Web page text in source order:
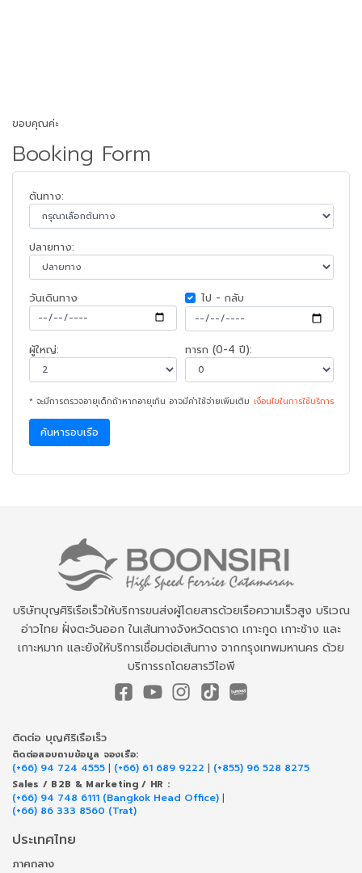
ขอบคุณค่ะ
Booking Form
ต้นทาง:
ปลายทาง:
วันเดินทาง ไป - กลับ
ผู้ใหญ่: ทารก (0-4 ปี):
* จะมีการตรวจอายุเด็กถ้าหากอายุเกิน อาจมีค่าใช้จ่ายเพิ่มเติม เงื่อนไขในการใช้บริการ
ค้นหารอบเรือ
บริษัทบุญศิริเรือเร็วให้บริการขนส่งผู้โดยสารด้วยเรือความเร็วสูง บริเวณ
อ่าวไทย ฝั่งตะวันออก ในเส้นทางจังหวัดตราด เกาะกูด เกาะช้าง และ
เกาะหมาก และยังให้บริการเชื่อมต่อเส้นทาง จากกรุงเทพมหานคร ด้วย
บริการรถโดยสารวีไอพี
ติดต่อ บุญศิริเรือเร็ว
ติดต่อสอบถามข้อมูล จองเรือ:
(+66) 94 724 4555 | (+66) 61 689 9222 | (+855) 96 528 8275
Sales / B2B & Marketing / HR :
(+66) 94 748 6111 (Bangkok Head Office) |
(+66) 86 333 8560 (Trat)
ประเทศไทย
ภาคกลาง